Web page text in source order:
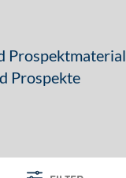
Prospektmaterial
Prospekte